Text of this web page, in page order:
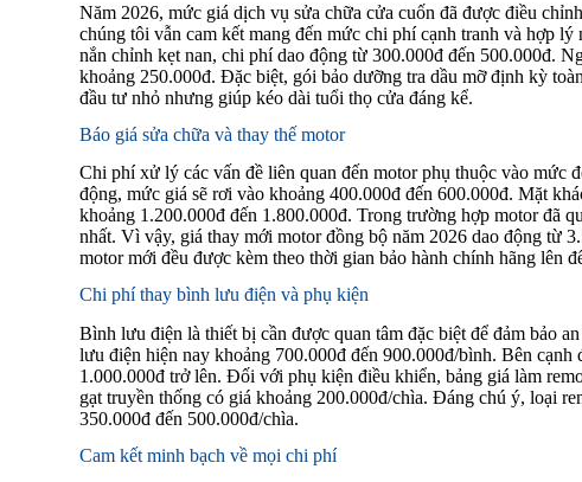
Năm 2026, mức giá dịch vụ sửa chữa cửa cuốn đã được điều
chúng tôi vẫn cam kết mang đến mức chi phí cạnh tranh và hợp
nắn chỉnh kẹt nan, chi phí dao động từ 300.000đ đến 500.000đ.
khoảng 250.000đ. Đặc biệt, gói bảo dưỡng tra dầu mỡ định kỳ
đầu tư nhỏ nhưng giúp kéo dài tuổi thọ cửa đáng kể.
Báo giá sửa chữa và thay thế motor
Chi phí xử lý các vấn đề liên quan đến motor phụ thuộc vào mức
động, mức giá sẽ rơi vào khoảng 400.000đ đến 600.000đ. Mặt
khoảng 1.200.000đ đến 1.800.000đ. Trong trường hợp motor đã
nhất. Vì vậy, giá thay mới motor đồng bộ năm 2026 dao động từ
motor mới đều được kèm theo thời gian bảo hành chính hãng lên
Chi phí thay bình lưu điện và phụ kiện
Bình lưu điện là thiết bị cần được quan tâm đặc biệt để đảm bảo
lưu điện hiện nay khoảng 700.000đ đến 900.000đ/bình. Bên cạnh
1.000.000đ trở lên. Đối với phụ kiện điều khiển, bảng giá làm
gạt truyền thống có giá khoảng 200.000đ/chìa. Đáng chú ý, loại
350.000đ đến 500.000đ/chìa.
Cam kết minh bạch về mọi chi phí